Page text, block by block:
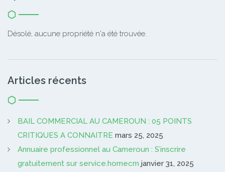
Désolé, aucune propriété n'a été trouvée.
Articles récents
BAIL COMMERCIAL AU CAMEROUN : 05 POINTS
CRITIQUES A CONNAITRE mars 25, 2025
Annuaire professionnel au Cameroun : S’inscrire
gratuitement sur service.homecm janvier 31, 2025